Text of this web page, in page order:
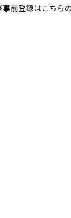
前登録はこちら